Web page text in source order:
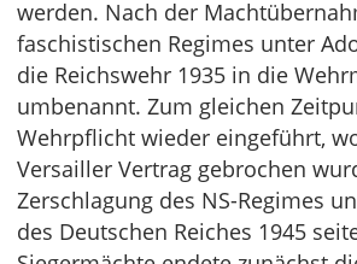
werden. Nach der
faschistischen Regimes unter
die Reichswehr 1935 in die
umbenannt. Zum gleichen
Wehrpflicht wieder eingeführt,
Versailler Vertrag gebrochen
Zerschlagung des NS-Regimes
des Deutschen Reiches 1945